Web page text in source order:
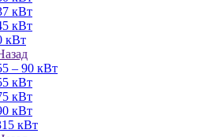
кВт
кВт
кВт
– 90 кВт
кВт
кВт
кВт
кВт